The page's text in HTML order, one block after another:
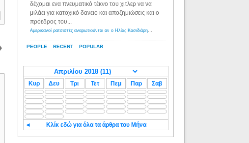
PEOPLE RECENT POPULAR
δέχομαι ενα πνευματικό τέκνο του χιτλερ να να
μιλάει για κατοχικό δανειο και αποζημιώσεις και ο
πρόεδρος του...
Αμερικανοί ρατσιστές αναρωτιούνται αν ο Ηλίας Κασιδιάρης ανήκει στη λευκή φυλή... - Λόγιος Ερμής
Κυρ Δευ Τρι Τετ Πεμ Παρ Σαβ
◄ Κλίκ εδώ για όλα τα άρθρα του Μήνα